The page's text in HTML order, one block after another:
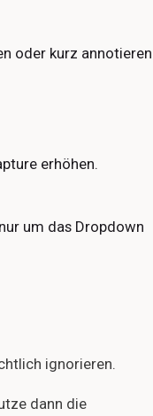
oder kurz
erhöhen.
um das Dropdown
ignorieren.
dann die